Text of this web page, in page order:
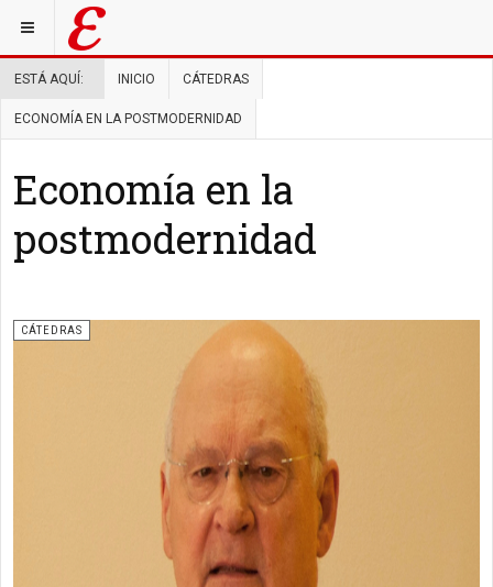
ESTÁ AQUÍ: INICIO CÁTEDRAS
ECONOMÍA EN LA POSTMODERNIDAD
Economía en la
postmodernidad
CÁTEDRAS